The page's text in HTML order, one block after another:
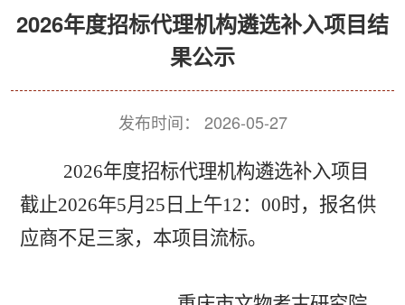
2026年度招标代理机构遴选补入项目结
果公示
发布时间： 2026-05-27
2026年度招标代理机构遴选补入项目
截止2026年5月 25 日上午12： 00时，报名供
应商不足三家，本项目流标。